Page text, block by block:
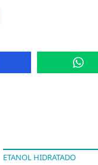
ETANOL HIDRATADO